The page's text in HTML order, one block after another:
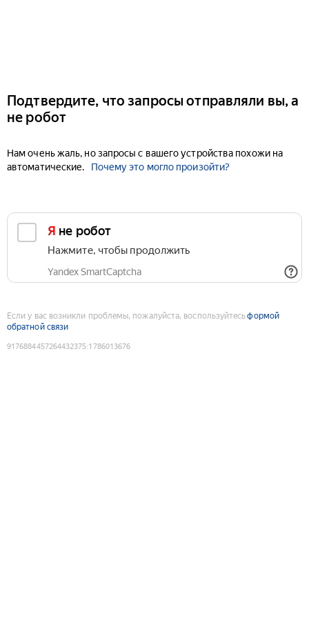
Подтвердите, что запросы отправляли вы, а
не робот
Нам очень жаль, но запросы с вашего устройства похожи на
автоматические.
Почему это могло произойти?
Я не робот
Нажмите, чтобы продолжить
Yandex SmartCaptcha
Если у вас возникли проблемы, пожалуйста, воспользуйтесьформой
обратной связи
9176884457264432375:1786013676